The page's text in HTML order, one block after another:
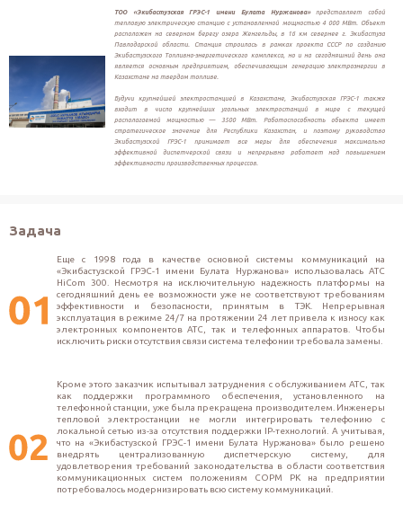
ТОО «Экибастузская ГРЭС-1 имени Булата Нуржанова»представляет собой
тепловую электрическую станцию с установленной мощностью 4 000 МВт. Объект
расположен на северном берегу озера Женгельды, в 16 км севернее г. Экибастуза
Павлодарской области. Станция строилась в рамках проекта СССР по созданию
Экибастузского Топливно-энергетического комплекса, но и на сегодняшний день она
является основным предприятием, обеспечивающим генерацию электроэнергии в
Казахстане на твердом топливе.
Будучи крупнейшей электростанцией в Казахстане, Экибастузская ГРЭС-1 также
входит в число крупнейших угольных электростанций в мире с текущей
располагаемой мощностью — 3500 MВт. Работоспособность объекта имеет
стратегическое значение для Республики Казахстан, и поэтому руководство
Экибастузской ГРЭС-1 принимает все меры для обеспечения максимально
эффективной диспетчерской связи и непрерывно работает над повышением
эффективности производственных процессов.
Задача
Еще с 1998 года в качестве основной системы коммуникаций на
«Экибастузской ГРЭС-1 имени Булата Нуржанова» использовалась АТС
HiCom 300. Несмотря на исключительную надежность платформы на
сегодняшний день ее возможности уже не соответствуют требованиям
эффективности и безопасности, принятым в ТЭК. Непрерывная
эксплуатация в режиме 24/7 на протяжении 24 лет привела к износу как
электронных компонентов АТС, так и телефонных аппаратов. Чтобы
исключить риски отсутствия связи система телефонии требовала замены.
Кроме этого заказчик испытывал затруднения с обслуживанием АТС, так
как поддержки программного обеспечения, установленного на
телефонной станции, уже была прекращена производителем. Инженеры
тепловой электростанции не могли интегрировать телефонию с
локальной сетью из-за отсутствия поддержки IP-технологий. А учитывая,
что на «Экибастузской ГРЭС-1 имени Булата Нуржанова» было решено
внедрять централизованную диспетчерскую систему, для
удовлетворения требований законодательства в области соответствия
коммуникационных систем положениям СОРМ РК на предприятии
потребовалось модернизировать всю систему коммуникаций.